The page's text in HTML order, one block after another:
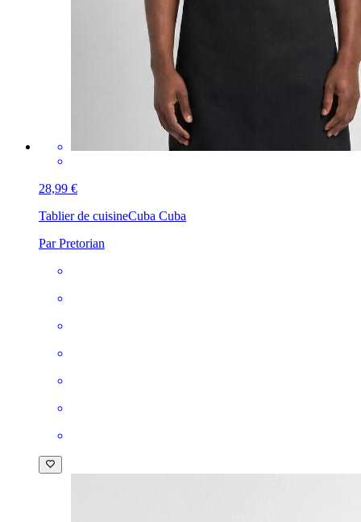
28,99 €
Tablier de cuisineCuba Cuba
Par Pretorian